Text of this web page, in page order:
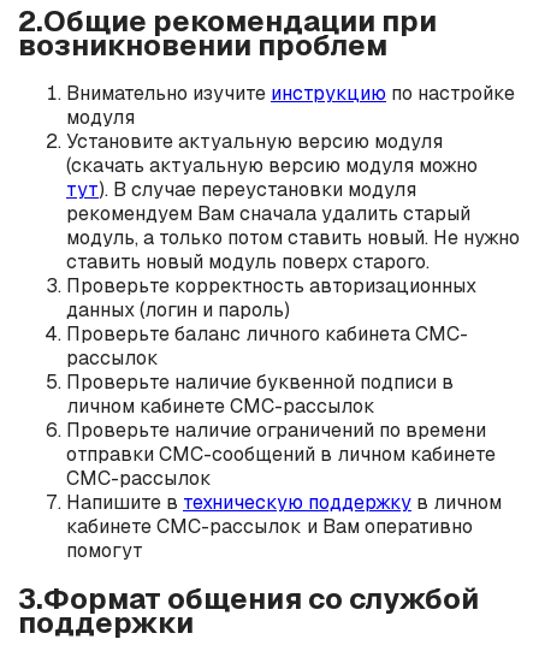
2.Общие рекомендации при
возникновении проблем
Внимательно изучите инструкцию по настройке
модуля
Установите актуальную версию модуля
(скачать актуальную версию модуля можно
тут). В случае переустановки модуля
рекомендуем Вам сначала удалить старый
модуль, а только потом ставить новый. Не нужно
ставить новый модуль поверх старого.
Проверьте корректность авторизационных
данных (логин и пароль)
Проверьте баланс личного кабинета СМС-
рассылок
Проверьте наличие буквенной подписи в
личном кабинете СМС-рассылок
Проверьте наличие ограничений по времени
отправки СМС-сообщений в личном кабинете
СМС-рассылок
Напишите в техническую поддержку в личном
кабинете СМС-рассылок и Вам оперативно
помогут
3.Формат общения со службой
поддержки